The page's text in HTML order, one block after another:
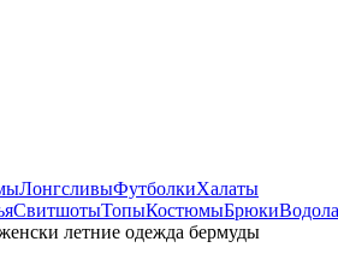
ЛонгсливыФутболкиХалаты
СвитшотыТопыКостюмыБрюки
летние одежда бермуды